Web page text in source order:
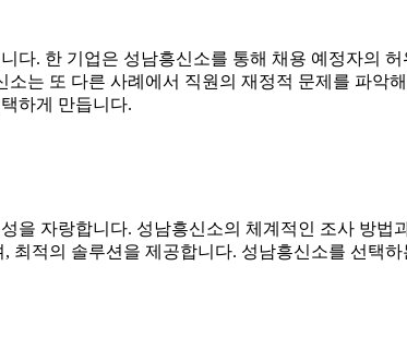
다. 한 기업은 성남흥신소를 통해 채용 예정자의
는 또 다른 사례에서 직원의 재정적 문제를 파악
하게 만듭니다.
을 자랑합니다. 성남흥신소의 체계적인 조사 방
최적의 솔루션을 제공합니다. 성남흥신소를 선택